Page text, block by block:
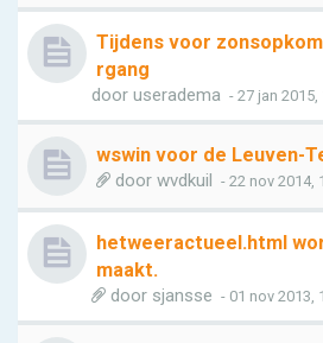
Tijdens voor
rgang
door useradema - 27 jan 2015,
wswin voor de Leuven-
door wvdkuil - 22 nov 2014,
hetweeractueel.html
maakt.
door sjansse - 01 nov 2013,